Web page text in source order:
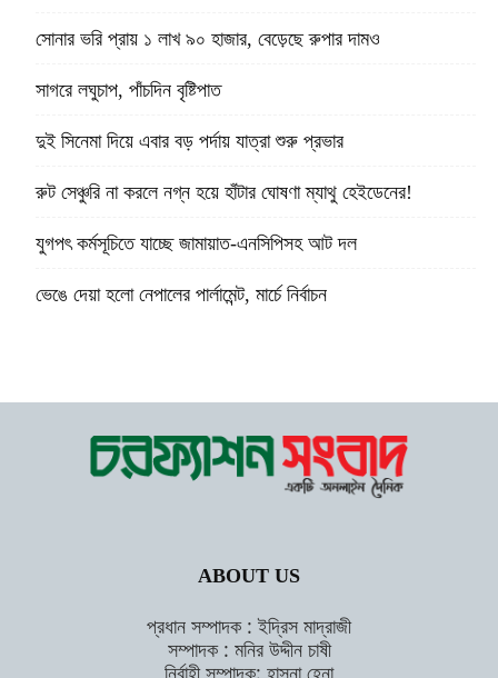
সোনার ভরি প্রায় ১ লাখ ৯০ হাজার, বেড়েছে রুপার দামও
সাগরে লঘুচাপ, পাঁচদিন বৃষ্টিপাত
দুই সিনেমা দিয়ে এবার বড় পর্দায় যাত্রা শুরু প্রভার
রুট সেঞ্চুরি না করলে নগ্ন হয়ে হাঁটার ঘোষণা ম্যাথু হেইডেনের!
যুগপৎ কর্মসূচিতে যাচ্ছে জামায়াত-এনসিপিসহ আট দল
ভেঙে দেয়া হলো নেপালের পার্লামেন্ট, মার্চে নির্বাচন
ABOUT US
প্রধান সম্পাদক : ইদ্রিস মাদ্রাজী
সম্পাদক : মনির উদ্দীন চাষী